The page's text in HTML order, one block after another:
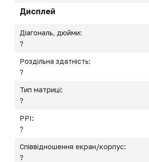
Дисплей
Діагональ, дюйми:
?
Роздільна здатність:
?
Тип матриці:
?
PPI:
?
Співвідношення екран/корпус:
?